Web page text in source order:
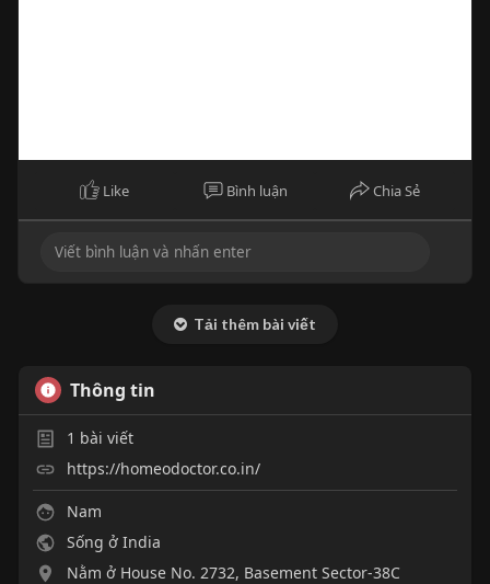
Like Bình luận Chia Sẻ
Tải thêm bài viết
Thông tin
1 bài viết
https://homeodoctor.co.in/
Nam
Sống ở India
Nằm ở House No. 2732, Basement Sector-38C